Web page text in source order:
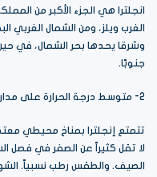
انجلترا هي الجزء الأكبر من
الغرب ويلز، ومن الشمال الغربي
وشرقا يحدها بحر الشمال، في حين
جنوبًا.
2- متوسط درجة الحرارة على مدار العام
تتمتع إنجلترا بمناخ محيطي
الصيف. والطقس رطب نسبياً.